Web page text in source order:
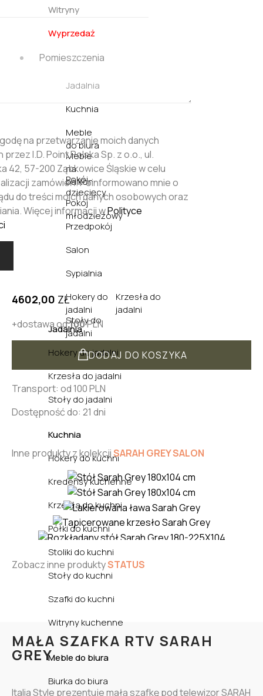
Witryny
Wyprzedaż
Pomieszczenia
Jadalnia
Kuchnia
Meble
do biura
Meble
na
balkon
Pokój
dziecięcy
Pokój
młodzieżowy
Przedpokój
Salon
Sypialnia
Hokery do
jadalni
Krzesła do
jadalni
Stoły do
jadalni
Jadalnia
Hokery do jadalni
Krzesła do jadalni
Stoły do jadalni
Kuchnia
Hokery do kuchni
Kredensy kuchenne
Krzesła do kuchni
Półki do kuchni
Stoliki do kuchni
Stoły do kuchni
Szafki do kuchni
Witryny kuchenne
Meble do biura
Biurka do biura
na przetwarzanie moich danych
I.D. Point Polska Sp. z o.o., ul.
42, 57-200 Ząbkowice Śląskie w celu
zamówień. Poinformowano mnie o
do treści moich danych osobowych oraz
Więcej informacji wPolityce
4602,00 ZŁ
+dostawa od100PLN
DODAJ DO KOSZYKA
Transport: od 100 PLN
Dostępność do: 21 dni
Inne produkty z kolekcjiSARAH GREY SALON
Zobacz inne produktySTATUS
MAŁA SZAFKA RTV SARAH
GREY
Italia Style prezentuje małą szafkę pod telewizor SARAH